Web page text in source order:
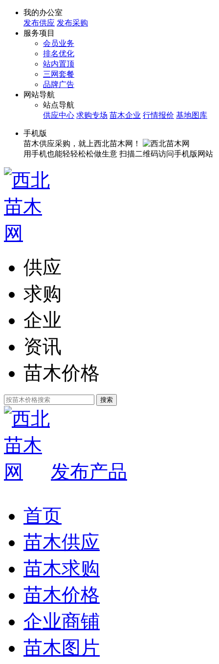
我的办公室
发布供应 发布采购
服务项目
会员业务
排名优化
站内置顶
三网套餐
品牌广告
网站导航
站点导航
供应中心 求购专场 苗木企业 行情报价 基地图库
手机版
苗木供应采购，就上西北苗木网！
用手机也能轻轻松松做生意 扫描二维码访问手机版网站
供应
求购
企业
资讯
苗木价格
发布产品
首页
苗木供应
苗木求购
苗木价格
企业商铺
苗木图片